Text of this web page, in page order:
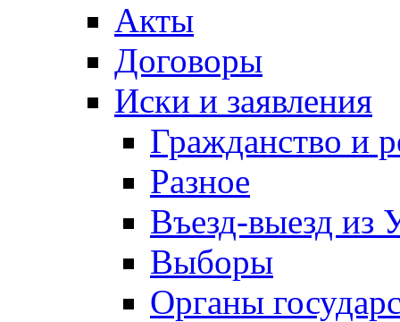
Акты
Договоры
Иски и заявления
Гражданство и
Разное
Въезд-выезд из
Выборы
Органы